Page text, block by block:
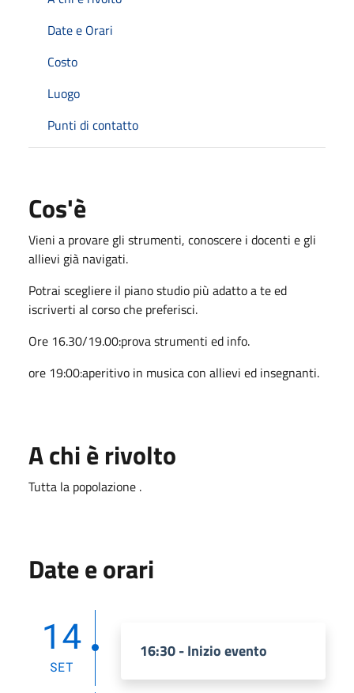
Date e Orari
Costo
Luogo
Punti di contatto
Cos'è
Vieni a provare gli strumenti, conoscere i docenti e gli
allievi già navigati.
Potrai scegliere il piano studio più adatto a te ed
iscriverti al corso che preferisci.
Ore 16.30/19.00:prova strumenti ed info.
ore 19:00:aperitivo in musica con allievi ed insegnanti.
A chi è rivolto
Tutta la popolazione .
Date e orari
14
SET
16:30 - Inizio evento